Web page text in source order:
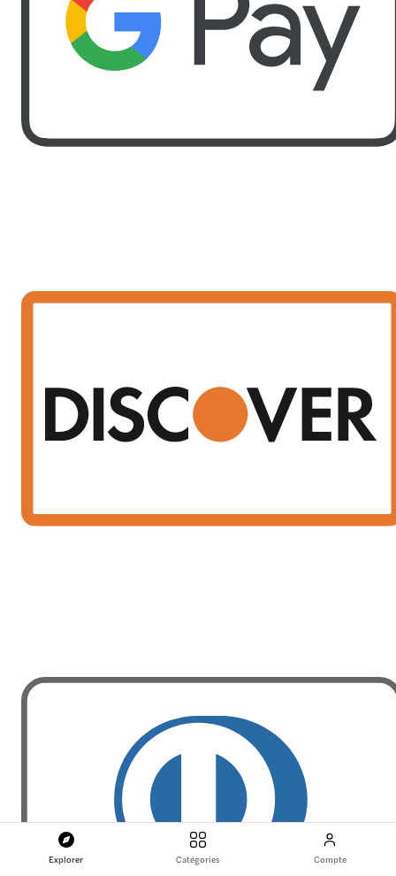
Explorer Catégories Compte